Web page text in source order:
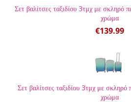
Σετ βαλίτσες ταξιδίου 3τμχ με σκληρό
χρώμα
€139.99
Σετ βαλίτσες ταξιδίου 3τμχ με
χρώμα